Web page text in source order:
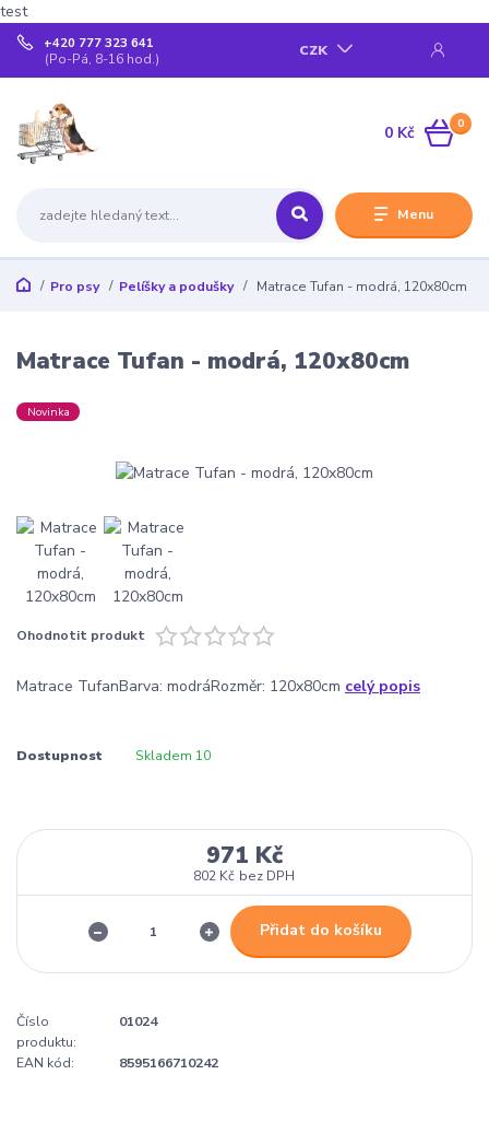
test
Menu
CZK
+420 777 323 641
(Po-Pá, 8-16 hod.)
0
0 Kč
Pro psy Pelíšky a podušky Matrace Tufan - modrá, 120x80cm
Matrace Tufan - modrá, 120x80cm
Novinka
Ohodnotit produkt
Matrace TufanBarva: modráRozměr: 120x80cm celý popis
Dostupnost Skladem 10
971 Kč
802 Kč bez DPH
Přidat do košíku
Číslo
produktu:
01024
EAN kód: 8595166710242